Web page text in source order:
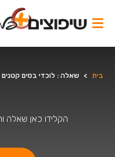
בית > שאלה : לוכדי בסים קטנים
הקלידו כאן שאלה